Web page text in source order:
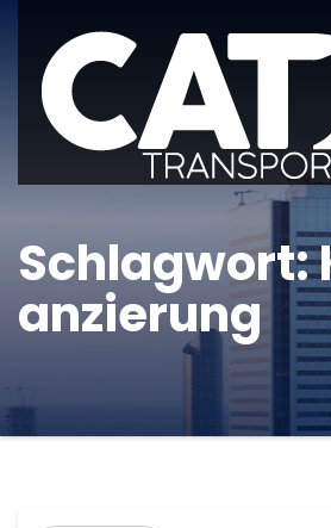
Schlagwort:
anzierung